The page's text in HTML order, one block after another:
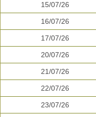
15/07/26
16/07/26
17/07/26
20/07/26
21/07/26
22/07/26
23/07/26